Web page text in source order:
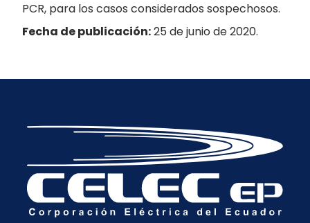
PCR, para los casos considerados sospechosos.
Fecha de publicación:25 de junio de 2020.